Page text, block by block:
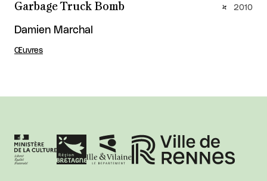
Garbage Truck Bomb
Damien Marchal
Œuvres
2010